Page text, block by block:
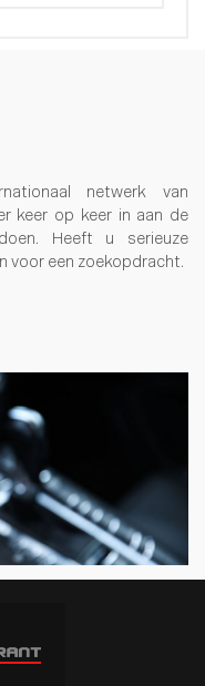
netwerk van
keer op keer in aan de
Heeft u serieuze
voor een zoekopdracht.